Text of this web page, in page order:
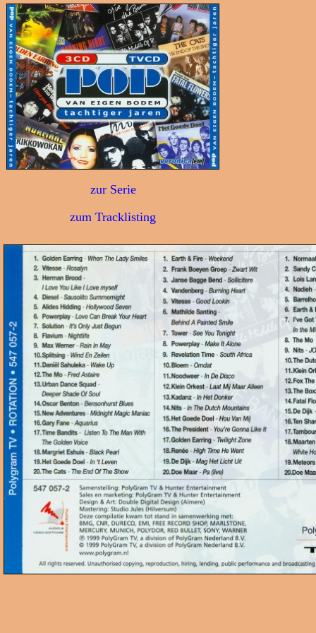
zur Serie
zum Tracklisting